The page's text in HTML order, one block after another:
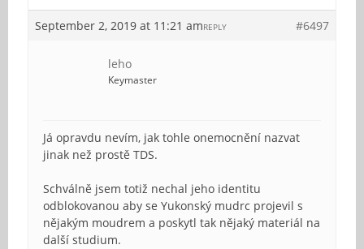
September 2, 2019 at 11:21 am #6497
REPLY
leho
Keymaster
Já opravdu nevím, jak tohle onemocnění nazvat
jinak než prostě TDS.
Schválně jsem totiž nechal jeho identitu
odblokovanou aby se Yukonský mudrc projevil s
nějakým moudrem a poskytl tak nějaký materiál na
další studium.